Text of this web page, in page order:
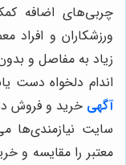
چربی‌های اضافه
ورزشکاران و افراد
زیاد به مفاصل و
اندام دلخواه دست
آگهی خرید و فروش
سایت نیازمندی‌ها
معتبر را مقایسه و